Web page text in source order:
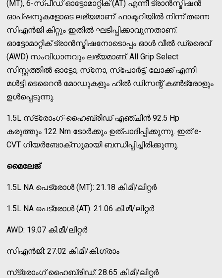
(MT), 6-സ്പീഡ് ഓട്ടോമാറ്റിക് (AT) എന്നീ ട്രാന്‍സ്മിഷന്‍
ഓപ്ഷനുകളോടെ ലഭ്യമാണ്. ഫാക്ടറിയില്‍ നിന്ന് തന്നെ
സിഎന്‍ജി കിറ്റും ഇതില്‍ ഘടിപ്പിക്കാവുന്നതാണ്.
ഓട്ടോമാറ്റിക് ട്രാന്‍സ്മിഷനോടൊപ്പം ഓള്‍ വീല്‍ ഡ്രൈവ്
(AWD) സംവിധാനവും ലഭ്യമാണ്. All Grip Select
സിസ്റ്റത്തില്‍ ഓട്ടോ, സ്‌നോ, സ്‌പോര്‍ട്ട്, ലോക്ക് എന്നീ
മള്‍ട്ടി ടെറൈന്‍ മോഡുകളും ഹില്‍ ഡിസന്റ് കണ്‍ട്രോളും
ഉള്‍പ്പെടുന്നു.
1.5L സ്‌ട്രോംഗ്-ഹൈബ്രിഡ് എഞ്ചിന്‍ 92.5 Hp
കരുത്തും 122 Nm ടോര്‍ക്കും ഉത്പാദിപ്പിക്കുന്നു. ഇത് e-
CVT ഗിയര്‍ബോക്‌സുമായി ബന്ധിപ്പിച്ചിരിക്കുന്നു.
മൈലേജ്
1.5L NA പെട്രോള്‍ (MT): 21.18 കി.മീ/ലിറ്റര്‍
1.5L NA പെട്രോള്‍ (AT): 21.06 കി.മീ/ലിറ്റര്‍
AWD: 19.07 കി.മീ/ലിറ്റര്‍
സിഎന്‍ജി: 27.02 കി.മീ/കി.ഗ്രാം
സ്‌ട്രോംഗ് ഹൈബ്രിഡ്: 28.65 കി.മീ/ലിറ്റര്‍